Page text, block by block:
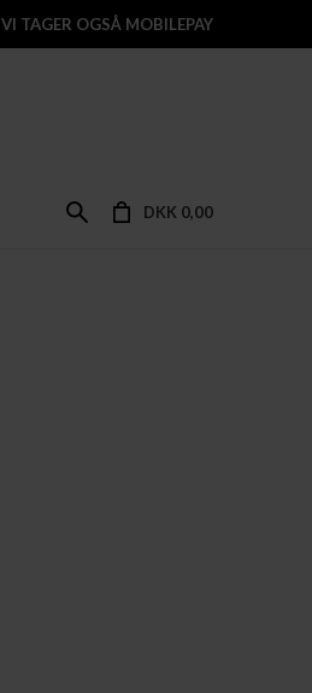
VI TAGER OGSÅ MOBILEPAY
DKK 0,00